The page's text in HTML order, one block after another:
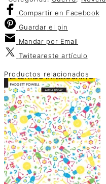
Compartir en Facebook
Guardar el pin
Mandar por Email
Twiteareste artículo
Productos relacionados